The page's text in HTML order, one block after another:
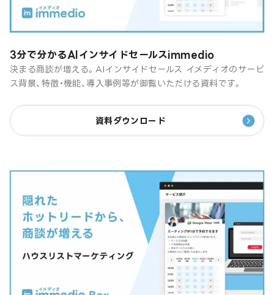
3分で分かるAIインサイドセールスimmedio
決まる商談が増える。AIインサイドセールス イメディオのサービ
ス背景、特徴・機能、導入事例等が御覧いただける資料です。
資料ダウンロード